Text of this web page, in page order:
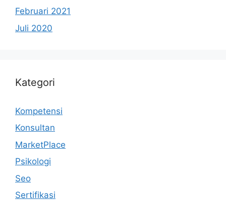
Februari 2021
Juli 2020
Kategori
Kompetensi
Konsultan
MarketPlace
Psikologi
Seo
Sertifikasi